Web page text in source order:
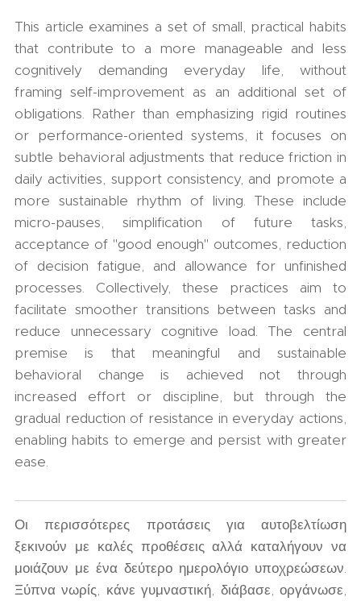
This article examines a set of small, practical habits
that contribute to a more manageable and less
cognitively demanding everyday life, without
framing self-improvement as an additional set of
obligations. Rather than emphasizing rigid routines
or performance-oriented systems, it focuses on
subtle behavioral adjustments that reduce friction in
daily activities, support consistency, and promote a
more sustainable rhythm of living. These include
micro-pauses, simplification of future tasks,
acceptance of "good enough" outcomes, reduction
of decision fatigue, and allowance for unfinished
processes. Collectively, these practices aim to
facilitate smoother transitions between tasks and
reduce unnecessary cognitive load. The central
premise is that meaningful and sustainable
behavioral change is achieved not through
increased effort or discipline, but through the
gradual reduction of resistance in everyday actions,
enabling habits to emerge and persist with greater
ease.
Οι περισσότερες προτάσεις για αυτοβελτίωση
ξεκινούν με καλές προθέσεις αλλά καταλήγουν να
μοιάζουν με ένα δεύτερο ημερολόγιο υποχρεώσεων.
Ξύπνα νωρίς, κάνε γυμναστική, διάβασε, οργάνωσε,